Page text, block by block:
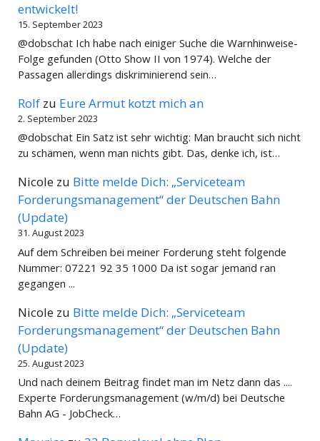
entwickelt!
15. September 2023
@dobschat Ich habe nach einiger Suche die Warnhinweise-
Folge gefunden (Otto Show II von 1974). Welche der
Passagen allerdings diskriminierend sein…
Rolf zu Eure Armut kotzt mich an
2. September 2023
@dobschat Ein Satz ist sehr wichtig: Man braucht sich nicht
zu schämen, wenn man nichts gibt. Das, denke ich, ist…
Nicole zu Bitte melde Dich: „Serviceteam
Forderungsmanagement“ der Deutschen Bahn
(Update)
31. August 2023
Auf dem Schreiben bei meiner Forderung steht folgende
Nummer: 07221 92 35 1000 Da ist sogar jemand ran
gegangen ...
Nicole zu Bitte melde Dich: „Serviceteam
Forderungsmanagement“ der Deutschen Bahn
(Update)
25. August 2023
Und nach deinem Beitrag findet man im Netz dann das ....
Experte Forderungsmanagement (w/m/d) bei Deutsche
Bahn AG - JobCheck…